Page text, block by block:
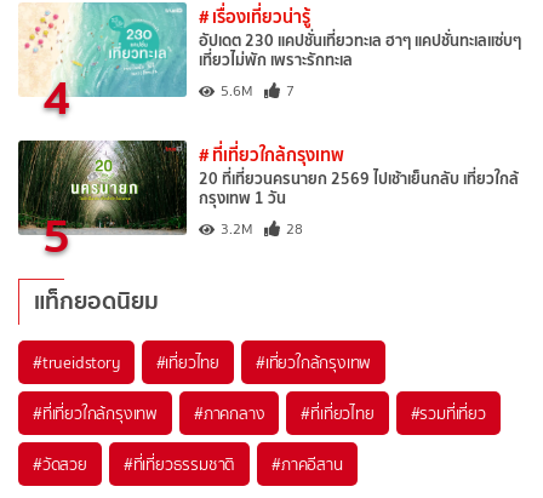
4
# เรื่องเที่ยวน่ารู้
อัปเดต 230 แคปชั่นเที่ยวทะเล ฮาๆ แคปชั่นทะเลแซ่บๆ
เที่ยวไม่พัก เพราะรักทะเล
5.6M 7
5
# ที่เที่ยวใกล้กรุงเทพ
20 ที่เที่ยวนครนายก 2569 ไปเช้าเย็นกลับ เที่ยวใกล้
กรุงเทพ 1 วัน
3.2M 28
แท็กยอดนิยม
#trueidstory #เที่ยวไทย #เที่ยวใกล้กรุงเทพ
#ที่เที่ยวใกล้กรุงเทพ #ภาคกลาง #ที่เที่ยวไทย #รวมที่เที่ยว
#วัดสวย #ที่เที่ยวธรรมชาติ #ภาคอีสาน